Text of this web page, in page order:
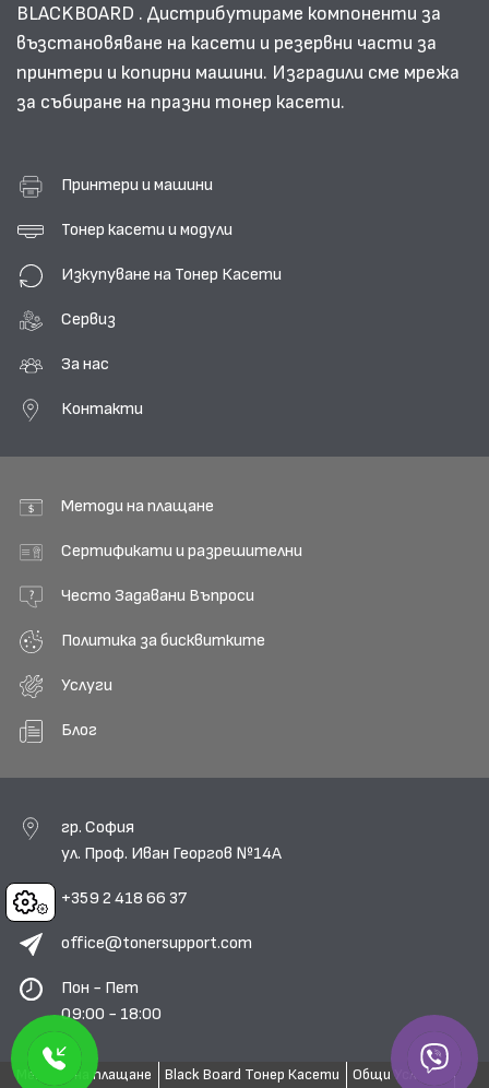
Cookies
BLACKBOARD . Дистрибутираме компоненти за
възстановяване на касети и резервни части за
принтери и копирни машини. Изградили сме мрежа
за събиране на празни тонер касети.
Принтери и машини
Тонер касети и модули
Изкупуване на Тонер Касети
Сервиз
За нас
Контакти
Методи на плащане
Сертификати и разрешителни
Често Задавани Въпроси
Политика за бисквитките
Услуги
Блог
гр. София
ул. Проф. Иван Георгов №14А
+359 2 418 66 37
office@tonersupport.com
Пон - Пет
09:00 - 18:00
Методи на плащане Black Board Тонер Касети Общи Условия